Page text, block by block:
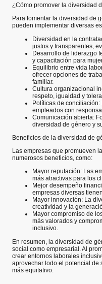
¿Cómo promover la diversidad
Para fomentar la diversidad de
pueden implementar diversas
Diversidad en la
justos y transparentes,
Desarrollo de liderazgo
y capacitación para
Equilibrio entre vida
ofrecer opciones de
familiar.
Cultura organizacional
respeto, igualdad y
Políticas de
empleados con
Comunicación abierta:
diversidad de género y
Beneficios de la diversidad de
Las empresas que promueven
numerosos beneficios, como:
Mayor reputación: Las
más atractivas para los
Mejor desempeño
empresas diversas
Mayor innovación: La
creatividad y la
Mayor compromiso de
más valorados y
inclusivo.
En resumen, la diversidad de
social como empresarial. Al
crear entornos laborales
aprovechar todo el potencial de
más equitativo.